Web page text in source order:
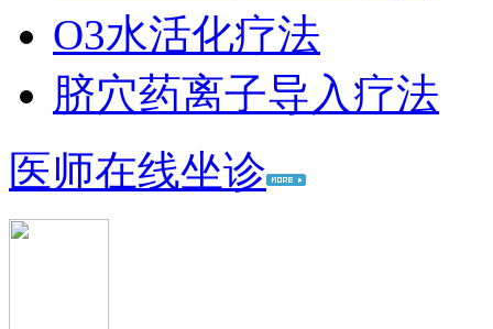
O3水活化疗法
脐穴药离子导入疗法
医师在线坐诊